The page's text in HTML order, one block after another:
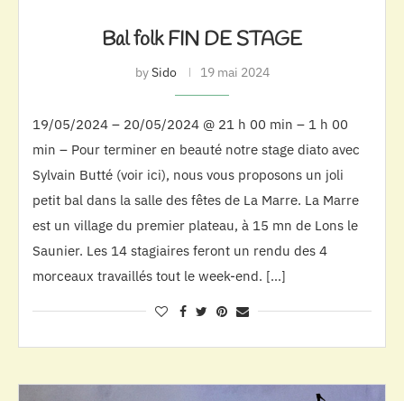
Bal folk FIN DE STAGE
bySido 19 mai 2024
19/05/2024 – 20/05/2024 @ 21 h 00 min – 1 h 00
min – Pour terminer en beauté notre stage diato avec
Sylvain Butté (voir ici), nous vous proposons un joli
petit bal dans la salle des fêtes de La Marre. La Marre
est un village du premier plateau, à 15 mn de Lons le
Saunier. Les 14 stagiaires feront un rendu des 4
morceaux travaillés tout le week-end. […]